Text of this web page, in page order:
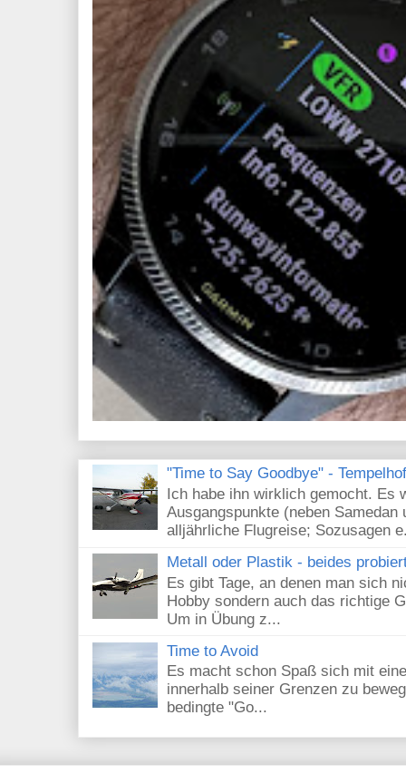
"Time to Say Goodbye" -
Ich habe ihn wirklich gemocht. Es
Ausgangspunkte (neben Samedan
alljährliche Flugreise; Sozusagen
Metall oder Plastik - beides
Es gibt Tage, an denen man sich
Hobby sondern auch das richtige
Um in Übung z...
Time to Avoid
Es macht schon Spaß sich mit
innerhalb seiner Grenzen zu
bedingte "Go...